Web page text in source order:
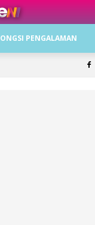
PENGALAMAN